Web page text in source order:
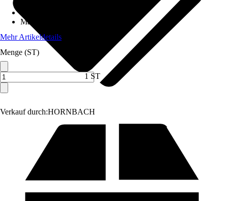
Verkauf durch:HORNBACH
Material
Mehr Artikeldetails
Menge (ST)
1 ST